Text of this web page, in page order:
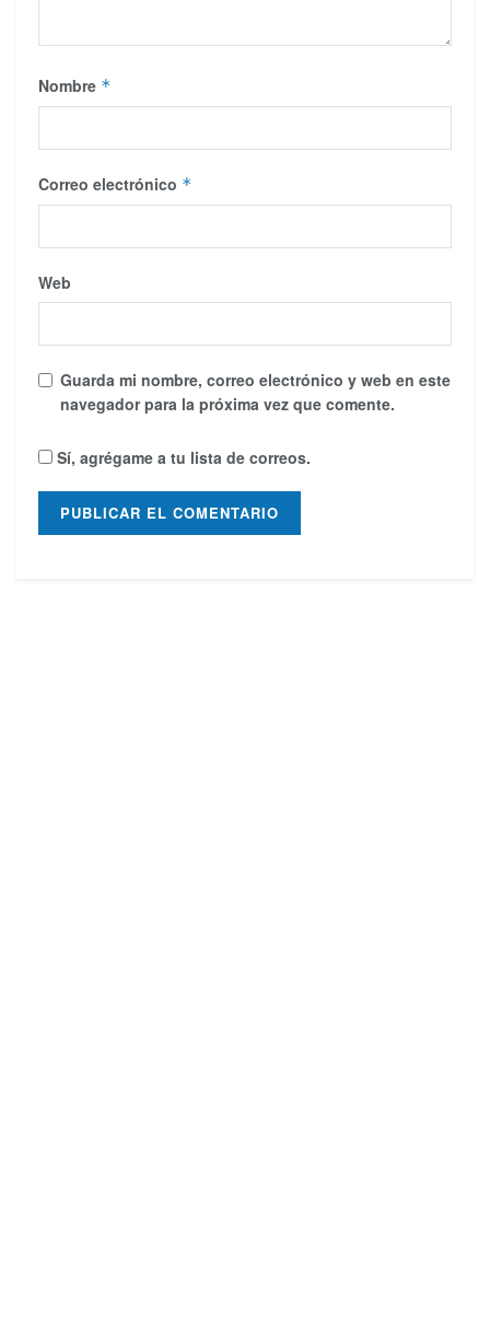
Nombre *
Correo electrónico *
Web
Guarda mi nombre, correo electrónico y web en este
navegador para la próxima vez que comente.
Sí, agrégame a tu lista de correos.